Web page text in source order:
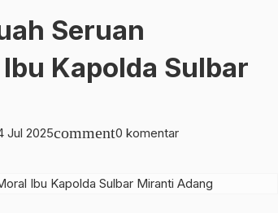
Seruan
Kapolda Sulbar
Jul 2025comment0 komentar